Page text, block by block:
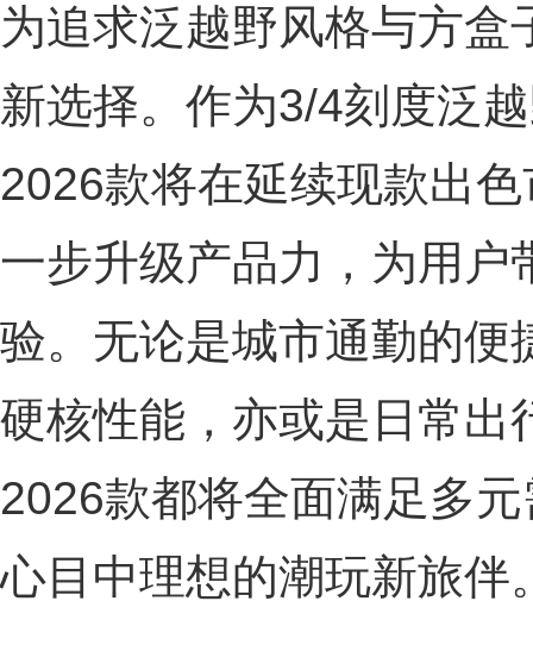
为追求泛越野风格与方
新选择。作为3/4刻度泛
2026款将在延续现款出
一步升级产品力，为用户
验。无论是城市通勤的便
硬核性能，亦或是日常出
2026款都将全面满足多
心目中理想的潮玩新旅伴